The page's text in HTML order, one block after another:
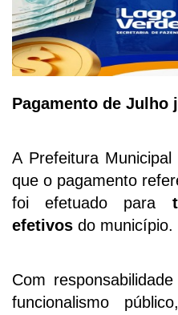
Pagamento de Julho
A Prefeitura
que o pagamento
foi efetuado para
efetivos do município.
Com
funcionalismo